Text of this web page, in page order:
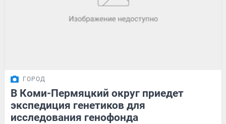
ГОРОД
В Коми-Пермяцкий округ приедет
экспедиция генетиков для
исследования генофонда